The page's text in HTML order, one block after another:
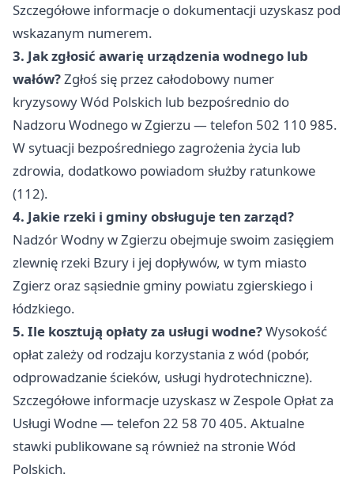
Szczegółowe informacje o dokumentacji uzyskasz pod
wskazanym numerem.
3. Jak zgłosić awarię urządzenia wodnego lub
wałów?Zgłoś się przez całodobowy numer
kryzysowy Wód Polskich lub bezpośrednio do
Nadzoru Wodnego w Zgierzu — telefon 502 110 985.
W sytuacji bezpośredniego zagrożenia życia lub
zdrowia, dodatkowo powiadom służby ratunkowe
(112).
4. Jakie rzeki i gminy obsługuje ten zarząd?
Nadzór Wodny w Zgierzu obejmuje swoim zasięgiem
zlewnię rzeki Bzury i jej dopływów, w tym miasto
Zgierz oraz sąsiednie gminy powiatu zgierskiego i
łódzkiego.
5. Ile kosztują opłaty za usługi wodne?Wysokość
opłat zależy od rodzaju korzystania z wód (pobór,
odprowadzanie ścieków, usługi hydrotechniczne).
Szczegółowe informacje uzyskasz w Zespole Opłat za
Usługi Wodne — telefon 22 58 70 405. Aktualne
stawki publikowane są również na stronie Wód
Polskich.